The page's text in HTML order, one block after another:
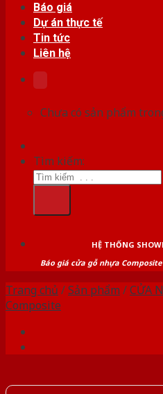
Báo giá
Dự án thực tế
Tin tức
Liên hệ
Chưa có sản phẩm
Tìm kiếm:
HỆ THỐNG
Báo giá cửa gỗ nhựa
Trang chủ /Sản phẩm /CỬA
Composite